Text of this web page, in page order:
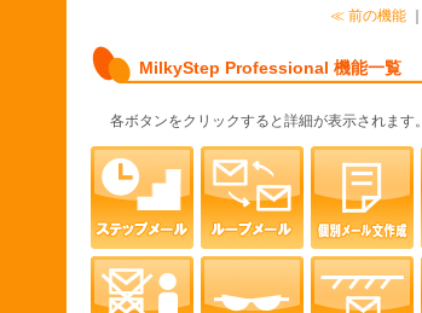
≪ 前の機能 ｜
MilkyStep Professional 機能一覧
各ボタンをクリックすると詳細が表示されます。